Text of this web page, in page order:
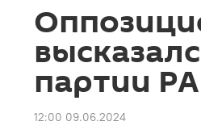
партии
12:00 09.06.2024